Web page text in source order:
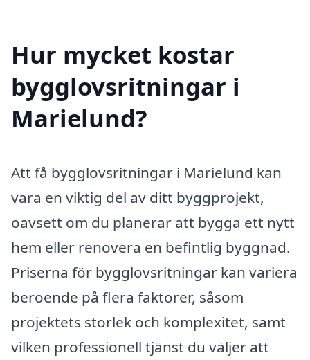
Hur mycket kostar
bygglovsritningar i
Marielund?
Att få bygglovsritningar i Marielund kan
vara en viktig del av ditt byggprojekt,
oavsett om du planerar att bygga ett nytt
hem eller renovera en befintlig byggnad.
Priserna för bygglovsritningar kan variera
beroende på flera faktorer, såsom
projektets storlek och komplexitet, samt
vilken professionell tjänst du väljer att